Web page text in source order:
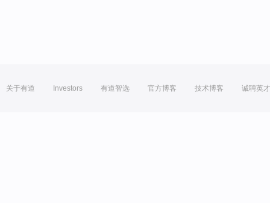
关于有道 Investors 有道智选 官方博客 技术博客 诚聘英才